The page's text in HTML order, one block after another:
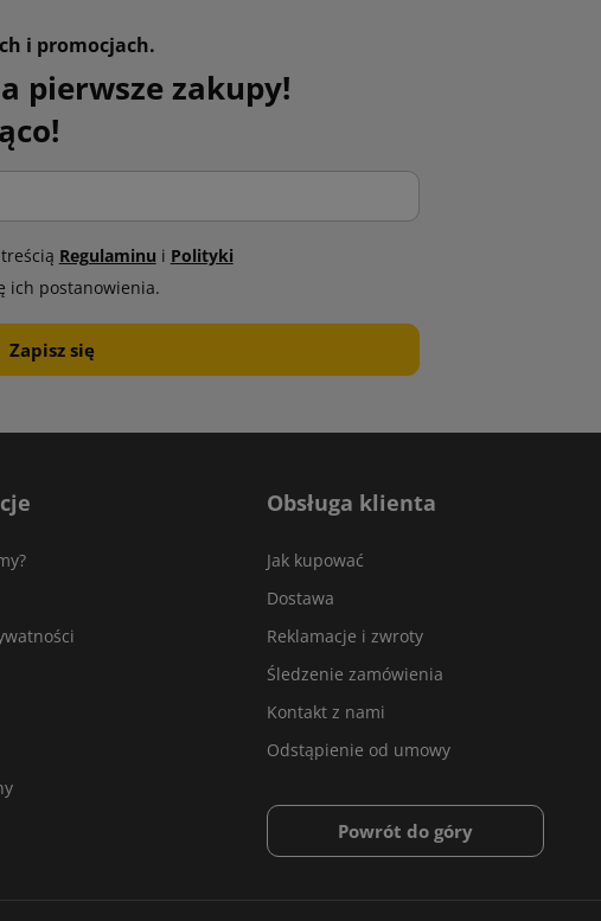
i promocjach.
pierwsze zakupy!
Regulaminu i Polityki
ich postanowienia.
Obsługa klienta
Jak kupować
Dostawa
Reklamacje i zwroty
Śledzenie zamówienia
Kontakt z nami
Odstąpienie od umowy
Powrót do góry